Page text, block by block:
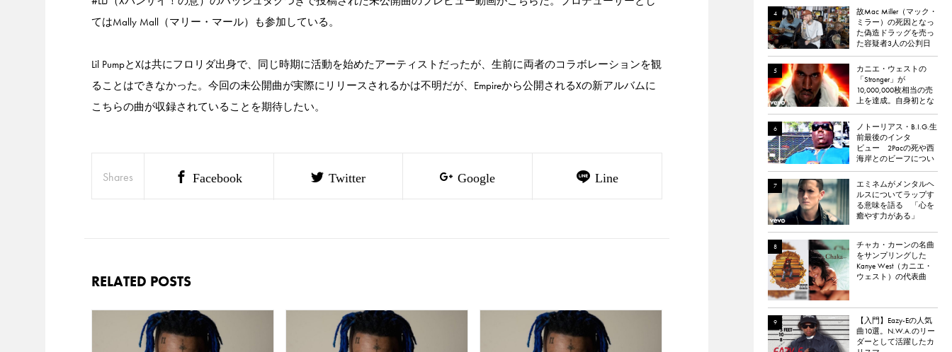
てはMally Mall（マリー・マール）も参加している。
Lil PumpとXは共にフロリダ出身で、同じ時期に活動を始めたアーティストだったが、生前に両者のコラボレーションを観
ることはできなかった。今回の未公開曲が実際にリリースされるかは不明だが、Empireから公開されるXの新アルバムに
こちらの曲が収録されていることを期待したい。
Shares Facebook Twitter Google Line
RELATED POSTS
故Mac Miller（マック・
ミラー）の死因となっ
た偽造ドラッグを売っ
た容疑者3人の公判日
が決定。
カニエ・ウェストの
「Stronger」が
10,000,000枚相当の売
上を達成。自身初とな
ノトーリアス・B.I.G.生
前最後のインタ
ビュー 2Pacの死や西
海岸とのビーフについ
エミネムがメンタルヘ
ルスについてラップす
る意味を語る 「心を
癒やす力がある」
チャカ・カーンの名曲
をサンプリングした
Kanye West（カニエ・
ウェスト）の代表曲
だった」と明かす。
【入門】Eazy-Eの人気
曲10選。N.W.A.のリー
ダーとして活躍したカ